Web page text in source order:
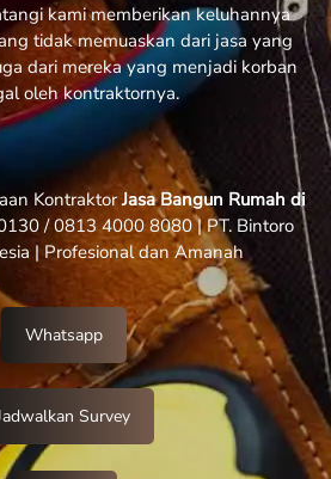
kami memberikan keluhannya
tidak memuaskan dari jasa yang
dari mereka yang menjadi korban
oleh kontraktornya.
KontraktorJasa Bangun Rumah di
/ 0813 4000 8080 | PT. Bintoro
| Profesional dan Amanah
Whatsapp
Survey